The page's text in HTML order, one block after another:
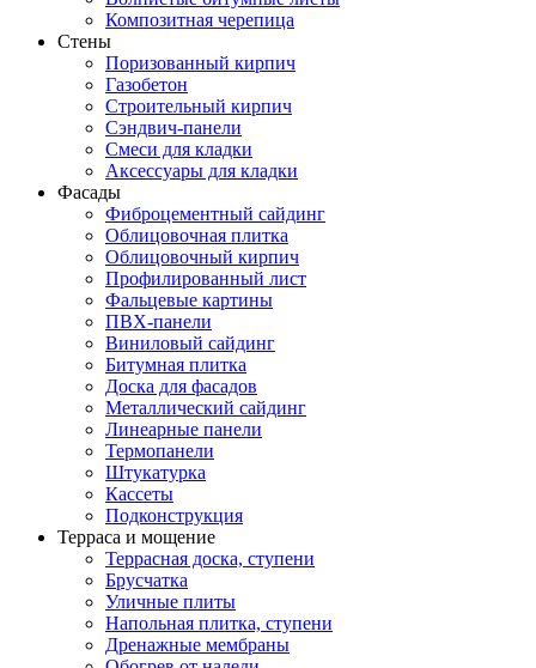
Композитная черепица
Стены
Поризованный кирпич
Газобетон
Строительный кирпич
Сэндвич-панели
Смеси для кладки
Аксессуары для кладки
Фасады
Фиброцементный сайдинг
Облицовочная плитка
Облицовочный кирпич
Профилированный лист
Фальцевые картины
ПВХ-панели
Виниловый сайдинг
Битумная плитка
Доска для фасадов
Металлический сайдинг
Линеарные панели
Термопанели
Штукатурка
Кассеты
Подконструкция
Терраса и мощение
Террасная доска, ступени
Брусчатка
Уличные плиты
Напольная плитка, ступени
Дренажные мембраны